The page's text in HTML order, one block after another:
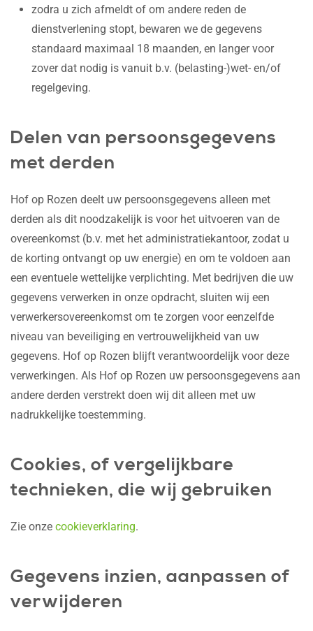
zodra u zich afmeldt of om andere reden de
dienstverlening stopt, bewaren we de gegevens
standaard maximaal 18 maanden, en langer voor
zover dat nodig is vanuit b.v. (belasting-)wet- en/of
regelgeving.
Delen van persoonsgegevens
met derden
Hof op Rozen deelt uw persoonsgegevens alleen met
derden als dit noodzakelijk is voor het uitvoeren van de
overeenkomst (b.v. met het administratiekantoor, zodat u
de korting ontvangt op uw energie) en om te voldoen aan
een eventuele wettelijke verplichting. Met bedrijven die uw
gegevens verwerken in onze opdracht, sluiten wij een
verwerkersovereenkomst om te zorgen voor eenzelfde
niveau van beveiliging en vertrouwelijkheid van uw
gegevens. Hof op Rozen blijft verantwoordelijk voor deze
verwerkingen. Als Hof op Rozen uw persoonsgegevens aan
andere derden verstrekt doen wij dit alleen met uw
nadrukkelijke toestemming.
Cookies, of vergelijkbare
technieken, die wij gebruiken
Zie onze cookieverklaring.
Gegevens inzien, aanpassen of
verwijderen